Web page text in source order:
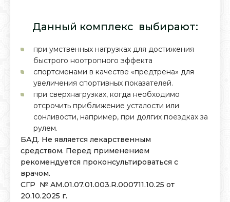
Данный комплекс выбирают:
при умственных нагрузках для достижения
быстрого ноотропного эффекта
спортсменами в качестве «предтрена» для
увеличения спортивных показателей.
при сверхнагрузках, когда необходимо
отсрочить приближение усталости или
сонливости, например, при долгих поездках за
рулем.
БАД. Не является лекарственным
средством. Перед применением
рекомендуется проконсультироваться с
врачом.
СГР № AM.01.07.01.003.R.000711.10.25 от
20.10.2025 г.